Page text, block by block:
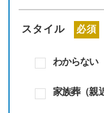
スタイル 必須
わからない
家族葬（親